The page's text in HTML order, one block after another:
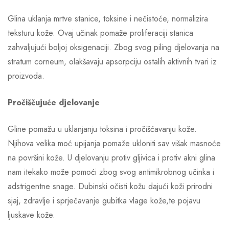
Glina uklanja mrtve stanice, toksine i nečistoće, normalizira
teksturu kože. Ovaj učinak pomaže proliferaciji stanica
zahvaljujući boljoj oksigenaciji. Zbog svog piling djelovanja na
stratum corneum, olakšavaju apsorpciju ostalih aktivnih tvari iz
proizvoda.
Pročiščujuće djelovanje
Gline pomažu u uklanjanju toksina i pročišćavanju kože.
Njihova velika moć upijanja pomaže ukloniti sav višak masnoće
na površini kože. U djelovanju protiv gljivica i protiv akni glina
nam itekako može pomoći zbog svog antimikrobnog učinka i
adstrigentne snage. Dubinski očisti kožu dajući koži prirodni
sjaj, zdravlje i sprječavanje gubitka vlage kože,te pojavu
ljuskave kože.